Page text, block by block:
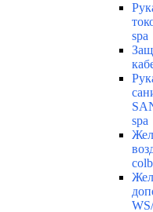
spa
spa